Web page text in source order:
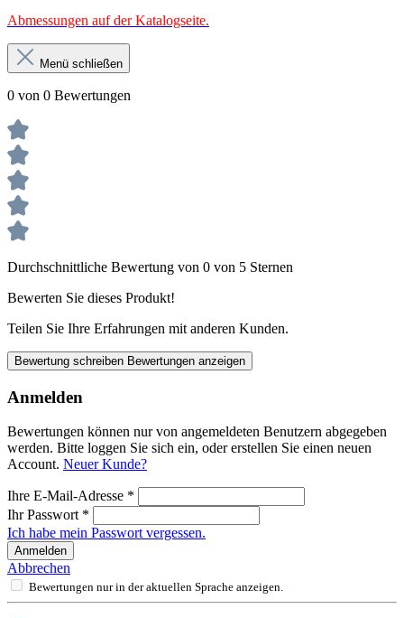
Abmessungen auf der Katalogseite.
Menü schließen
0 von 0 Bewertungen
Durchschnittliche Bewertung von 0 von 5 Sternen
Bewerten Sie dieses Produkt!
Teilen Sie Ihre Erfahrungen mit anderen Kunden.
Bewertung schreiben Bewertungen anzeigen
Anmelden
Bewertungen können nur von angemeldeten Benutzern abgegeben
werden. Bitte loggen Sie sich ein, oder erstellen Sie einen neuen
Account. Neuer Kunde?
Ihre E-Mail-Adresse *
Ihr Passwort *
Ich habe mein Passwort vergessen.
Anmelden
Abbrechen
Bewertungen nur in der aktuellen Sprache anzeigen.